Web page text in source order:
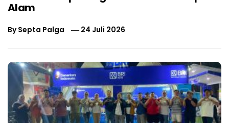
Alam
BySepta Palga 24 Juli 2026